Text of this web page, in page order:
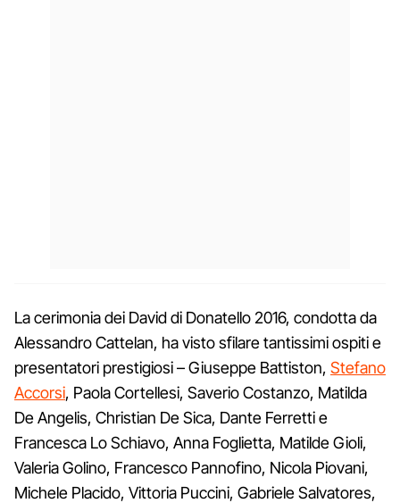
La cerimonia dei David di Donatello 2016, condotta da
Alessandro Cattelan, ha visto sfilare tantissimi ospiti e
presentatori prestigiosi – Giuseppe Battiston, Stefano
Accorsi, Paola Cortellesi, Saverio Costanzo, Matilda
De Angelis, Christian De Sica, Dante Ferretti e
Francesca Lo Schiavo, Anna Foglietta, Matilde Gioli,
Valeria Golino, Francesco Pannofino, Nicola Piovani,
Michele Placido, Vittoria Puccini, Gabriele Salvatores,